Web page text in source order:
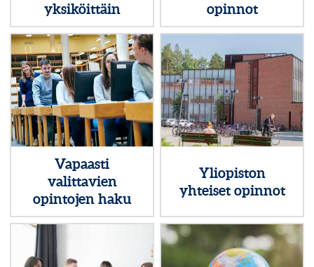
yksiköittäin
opinnot
Vapaasti
valittavien
opintojen haku
Yliopiston
yhteiset opinnot